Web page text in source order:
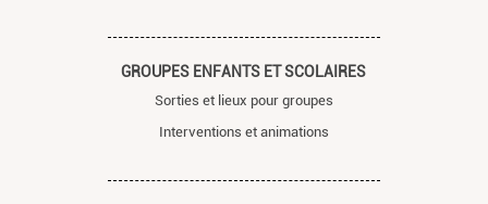
GROUPES ENFANTS ET SCOLAIRES
Sorties et lieux pour groupes
Interventions et animations